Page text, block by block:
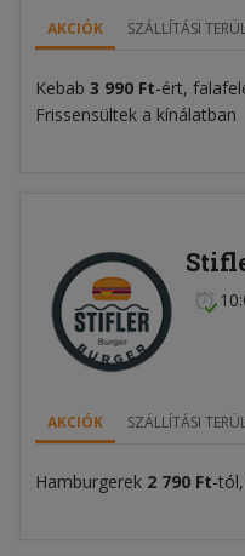
AKCIÓK SZÁLLÍTÁSI
Kebab 3 990 Ft-ért,
Frissensültek a kínálatban
AKCIÓK SZÁLLÍTÁSI
Hamburgerek 2 790 Ft-